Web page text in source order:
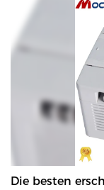
Die besten